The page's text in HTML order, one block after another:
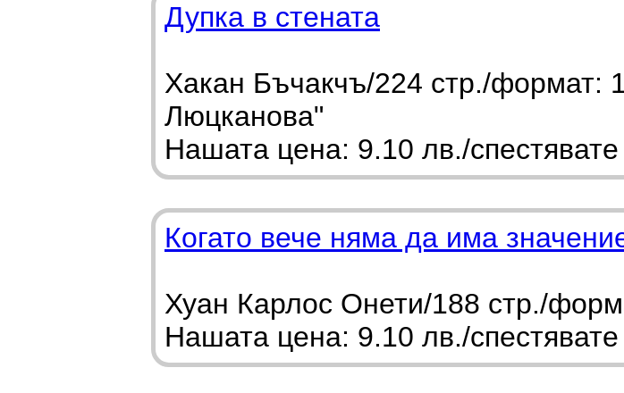
Дупка в стената
Хакан Бъчакчъ/224 стр./формат:
Люцканова"
Нашата цена: 9.10 лв./
Когато вече няма да има
Хуан Карлос Онети/188 стр./
Нашата цена: 9.10 лв./